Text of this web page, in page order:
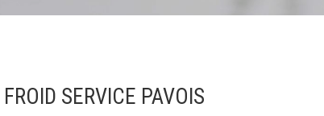
FROID SERVICE PAVOIS